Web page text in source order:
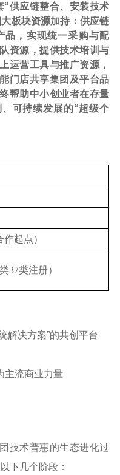
“供应链整合、安装技术
板块资源加持：供应链
品，实现统一采购与配
资源，提供技术培训与
运营工具与推广资源，
门店共享集团及平台品
帮助中小创业者在存量
可持续发展的“超级个
起点）
37类注册）
解决方案”的共创平台
主流商业力量
技术普惠的生态进化过
下几个阶段：